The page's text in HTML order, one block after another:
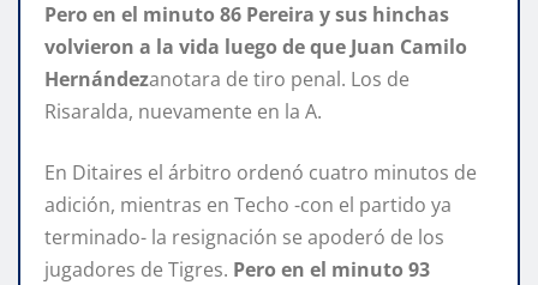
Pero en el minuto 86 Pereira y sus hinchas
volvieron a la vida luego de que Juan Camilo
Hernándezanotara de tiro penal. Los de
Risaralda, nuevamente en la A.
En Ditaires el árbitro ordenó cuatro minutos de
adición, mientras en Techo -con el partido ya
terminado- la resignación se apoderó de los
jugadores de Tigres. Pero en el minuto 93